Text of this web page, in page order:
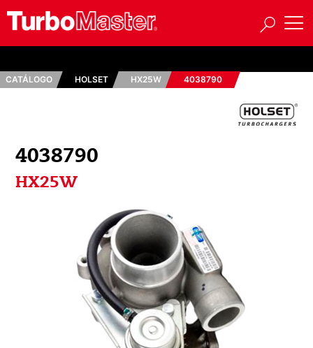
CATÁLOGO HOLSET HX25W 4038790
4038790
HX25W